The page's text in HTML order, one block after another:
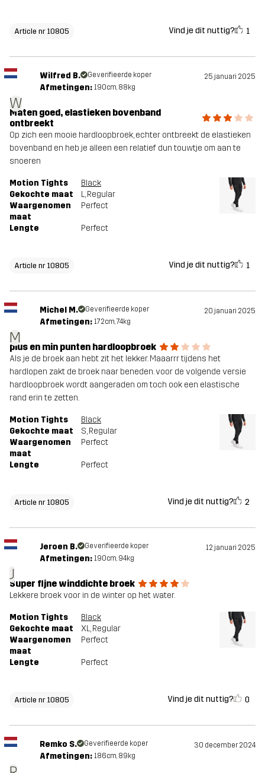
Article nr 10805 Vind je dit nuttig? 1
W
Wilfred B. Geverifieerde koper 25 januari 2025
Afmetingen: 190cm, 88kg
Maten goed, elastieken bovenband
ontbreekt
Op zich een mooie hardloopbroek, echter ontbreekt de elastieken
bovenband en heb je alleen een relatief dun touwtje om aan te
snoeren
Motion Tights
Black
Gekochte maat
L, Regular
Waargenomen
maat
Perfect
Lengte Perfect
Article nr 10805 Vind je dit nuttig? 1
M
Michel M. Geverifieerde koper 20 januari 2025
Afmetingen: 172cm, 74kg
plus en min punten hardloopbroek
Als je de broek aan hebt zit het lekker. Maaarrr tijdens het
hardlopen zakt de broek naar beneden. voor de volgende versie
hardloopbroek wordt aangeraden om toch ook een elastische
rand erin te zetten.
Motion Tights
Black
Gekochte maat
S, Regular
Waargenomen
maat
Perfect
Lengte Perfect
Article nr 10805 Vind je dit nuttig? 2
J
Jeroen B. Geverifieerde koper 12 januari 2025
Afmetingen: 190cm, 94kg
Super fijne winddichte broek
Lekkere broek voor in de winter op het water.
Motion Tights
Black
Gekochte maat
XL, Regular
Waargenomen
maat
Perfect
Lengte Perfect
Article nr 10805 Vind je dit nuttig? 0
Remko S. Geverifieerde koper 30 december 2024
Afmetingen: 186cm, 89kg